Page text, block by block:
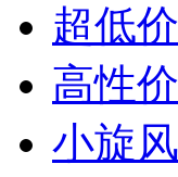
超低
高性
小旋